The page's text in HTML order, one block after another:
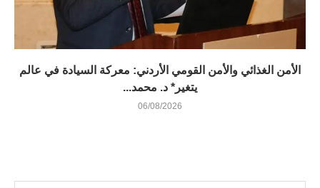
الأمن الغذائي والأمن القومي الأردني: معركة السيادة في عالم
يتغير* د. محمد...
06/08/2026